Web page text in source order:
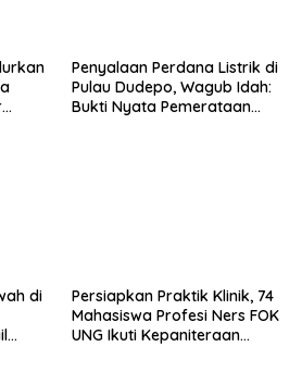
Penyalaan Perdana Listrik di
Pulau Dudepo, Wagub Idah:
Bukti Nyata Pemerataan
di
Persiapkan Praktik Klinik, 74
Mahasiswa Profesi Ners FOK
UNG Ikuti Kepaniteraan